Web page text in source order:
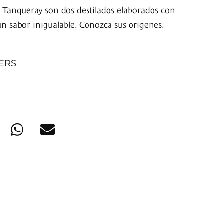
son dos destilados elaborados con
sabor inigualable. Conozca sus origenes.